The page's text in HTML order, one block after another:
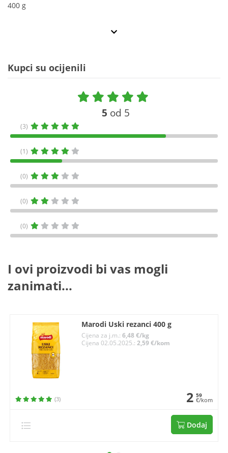
400 g
Kupci su ocijenili
5 od 5
(3)
(1)
(0)
(0)
(0)
I ovi proizvodi bi vas mogli
zanimati...
Marodi Uski rezanci 400 g
Cijena za j.m.:6,48 €/kg
Cijena 02.05.2025.:2,59 €/kom
(3) 2 59
€/kom
Dodaj